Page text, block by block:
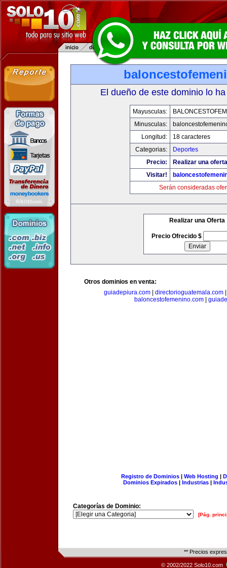
El dueño de este dominio lo
Mayusculas:
Minusculas:
Longitud:
18 caracteres
Categorias:
Deportes
Precio:
Realizar una
Visitar!
Serán consideradas
Realizar una Oferta
Precio Ofrecido $
Otros dominios en venta:
guiadepiura.com
directorioguatemala.com
baloncestofemenino.com
Registro de Dominios| Web Hosting |
Dominios Expirados | Industrias |
Categorías de Dominio:
[Pág.
** Precios
© 2002/2022 Solo10.com